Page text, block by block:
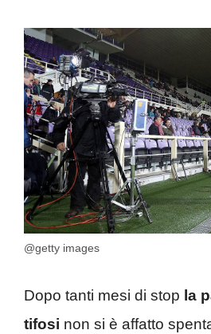
@getty images
Dopo tanti mesi di stop la
tifosi non si è affatto